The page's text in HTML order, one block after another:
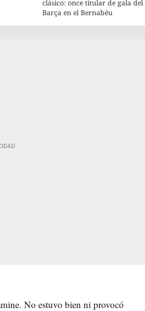
clásico: once titular de gala del
Barça en el Bernabéu
No estuvo bien ni provocó